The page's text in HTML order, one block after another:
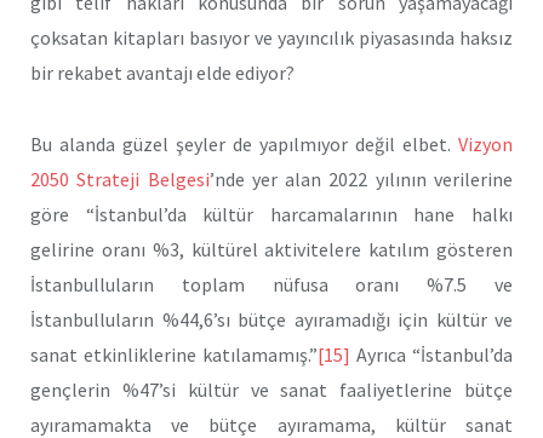
çoksatan kitapları basıyor ve yayıncılık piyasasında haksız
bir rekabet avantajı elde ediyor?
Bu alanda güzel şeyler de yapılmıyor değil elbet. Vizyon
2050 Strateji Belgesi’nde yer alan 2022 yılının verilerine
göre “İstanbul’da kültür harcamalarının hane halkı
gelirine oranı %3, kültürel aktivitelere katılım gösteren
İstanbulluların toplam nüfusa oranı %7.5 ve
İstanbulluların %44,6’sı bütçe ayıramadığı için kültür ve
sanat etkinliklerine katılamamış.”[15] Ayrıca “İstanbul’da
gençlerin %47’si kültür ve sanat faaliyetlerine bütçe
ayıramamakta ve bütçe ayıramama, kültür sanat